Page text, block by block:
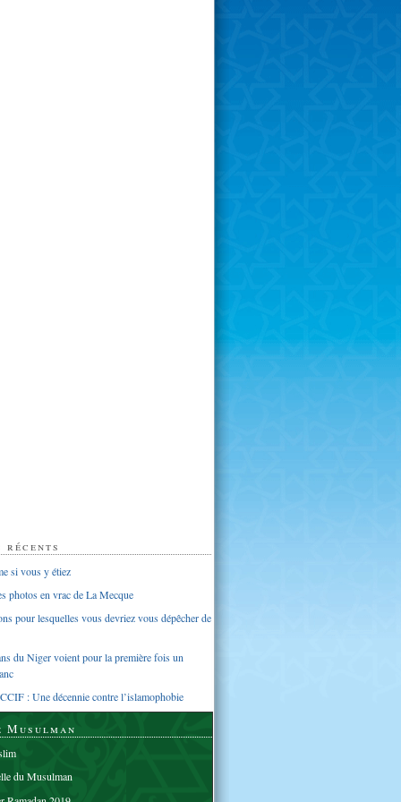
si vous y étiez
photos en vrac de La Mecque
pour lesquelles vous devriez vous dépêcher de
du Niger voient pour la première fois un
: Une décennie contre l’islamophobie
Musulman
du Musulman